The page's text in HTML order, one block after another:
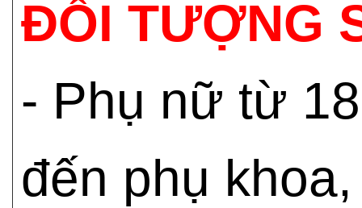
ĐỐI TƯỢNG
- Phụ nữ từ
đến phụ